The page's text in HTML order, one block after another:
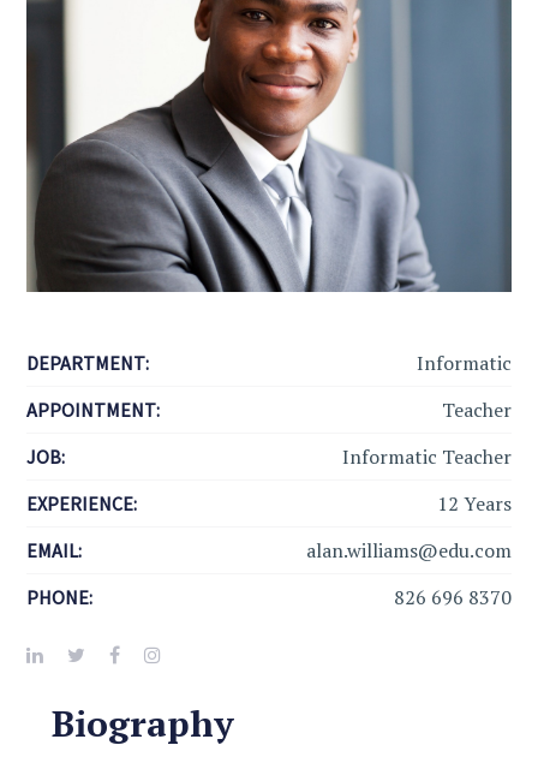
DEPARTMENT: Informatic
APPOINTMENT: Teacher
JOB: Informatic Teacher
EXPERIENCE: 12 Years
EMAIL: alan.williams@edu.com
PHONE: 826 696 8370
Biography